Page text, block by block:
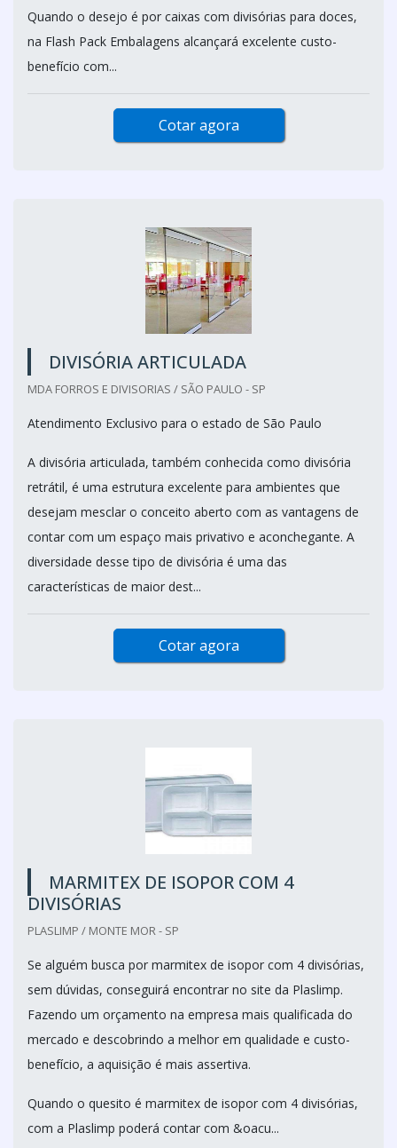
Quando o desejo é por caixas com divisórias para doces,
na Flash Pack Embalagens alcançará excelente custo-
benefício com...
Cotar agora
DIVISÓRIA ARTICULADA
MDA FORROS E DIVISORIAS / SÃO PAULO - SP
Atendimento Exclusivo para o estado de São Paulo
A divisória articulada, também conhecida como divisória
retrátil, é uma estrutura excelente para ambientes que
desejam mesclar o conceito aberto com as vantagens de
contar com um espaço mais privativo e aconchegante. A
diversidade desse tipo de divisória é uma das
características de maior dest...
Cotar agora
MARMITEX DE ISOPOR COM 4
DIVISÓRIAS
PLASLIMP / MONTE MOR - SP
Se alguém busca por marmitex de isopor com 4 divisórias,
sem dúvidas, conseguirá encontrar no site da Plaslimp.
Fazendo um orçamento na empresa mais qualificada do
mercado e descobrindo a melhor em qualidade e custo-
benefício, a aquisição é mais assertiva.
Quando o quesito é marmitex de isopor com 4 divisórias,
com a Plaslimp poderá contar com &oacu...